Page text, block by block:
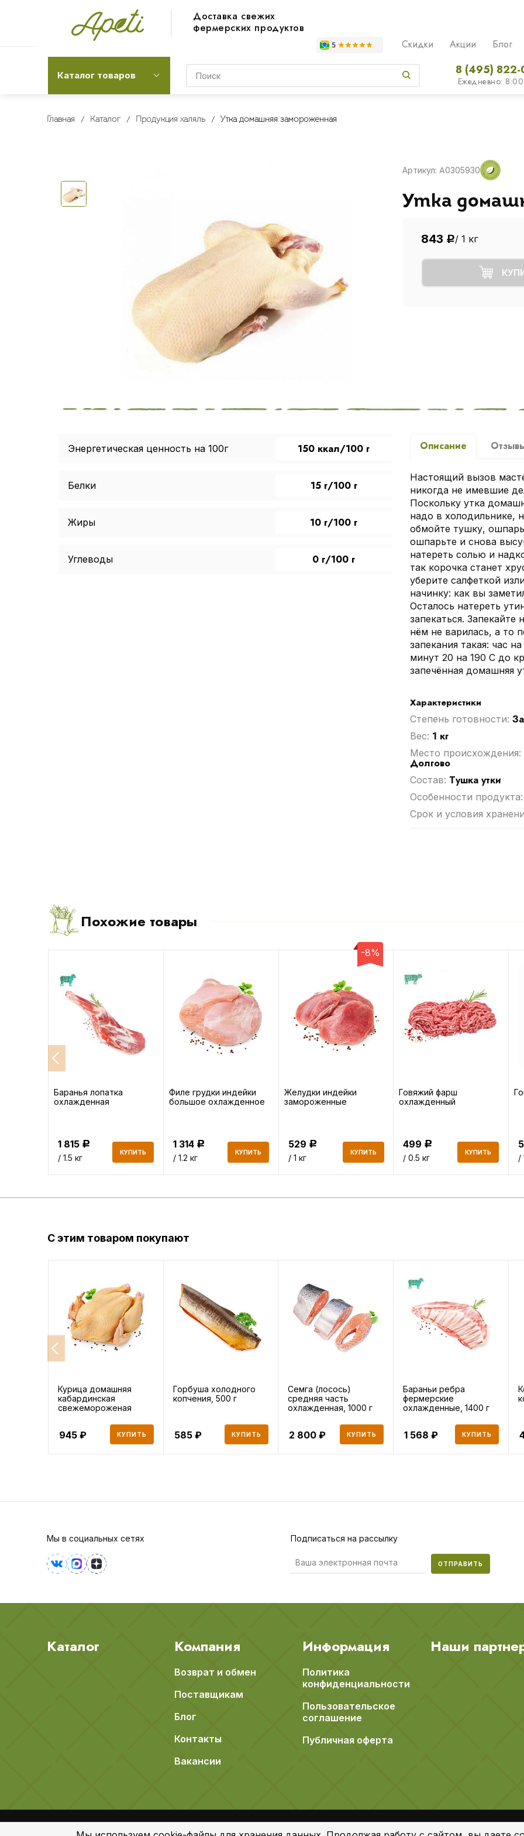
Доставка свежих
фермерских продуктов
Скидки Акции Блог
Каталог товаров 8 (495)
Ежедневно:
Главная Каталог Продукция халяль Утка домашняя замороженная
Артикул: A0305930
Утка
843 Р/ 1 кг
Энергетическая ценность на 100г 150 ккал/100 г
Белки 15 г/100 г
Жиры 10 г/100 г
Углеводы 0 г/100 г
Описание
Настоящий вызов
никогда не имевшие
Поскольку утка
надо в холодильнике,
обмойте тушку,
ошпарьте и снова
натереть солью и
так корочка станет
уберите салфеткой
начинку: как вы
Осталось натереть
запекаться.
нём не варилась, а то
запекания такая: час
минут 20 на 190 C до
запечённая домашняя
Характеристики
Степень готовности:
Вес: 1 кг
Место происхождения:
Долгово
Cостав: Тушка утки
Особенности продукта:
Срок и условия
Похожие товары
Баранья лопатка
охлажденная
1 815 Р
/ 1.5 кг
КУПИТЬ
Филе грудки индейки
большое охлажденное
1 314 Р
/ 1.2 кг
КУПИТЬ
-8%
Желудки индейки
замороженные
529 Р
/ 1 кг
КУПИТЬ
Говяжий фарш
охлажденный
499 Р
/ 0.5 кг
КУПИТЬ
/
С этим товаром покупают
Курица домашняя
кабардинская
свежемороженая
945 КУПИТЬ
Горбуша холодного
копчения, 500 г
585 КУПИТЬ
Семга (лосось)
средняя часть
охлажденная, 1000 г
2 800 КУПИТЬ
Бараньи ребра
фермерские
охлажденные, 1400 г
1 568 КУПИТЬ
Мы в социальных сетях Подписаться на рассылку
ОТПРАВИТЬ
Каталог Компания
Возврат и обмен
Поставщикам
Блог
Контакты
Вакансии
Информация
Политика
конфиденциальности
Пользовательское
соглашение
Публичная оферта
Наши